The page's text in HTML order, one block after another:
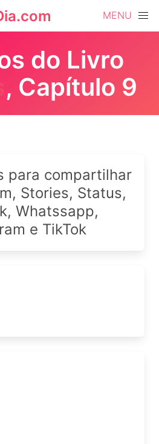
MENU
do Livro
, Capítulo 9
para compartilhar
Stories, Status,
Whatssapp,
e TikTok